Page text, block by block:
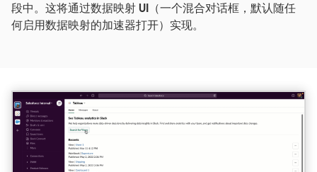
段中。这将通过数据映射 UI（一个混合对话框，默认随任
何启用数据映射的加速器打开）实现。